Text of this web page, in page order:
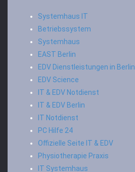
Systemhaus IT
Betriebssystem
Systemhaus
EAST Berlin
EDV Dienstleistungen in Berlin
EDV Science
IT & EDV Notdienst
IT & EDV Berlin
IT Notdienst
PC Hilfe 24
Offizielle Seite IT & EDV
Physiotherapie Praxis
IT Systemhaus